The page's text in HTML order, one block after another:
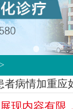
>
者病情加重应